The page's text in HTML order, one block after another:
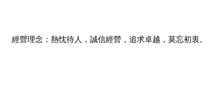
經營理念：熱忱待人，誠信經營，追求卓越，莫忘初衷。